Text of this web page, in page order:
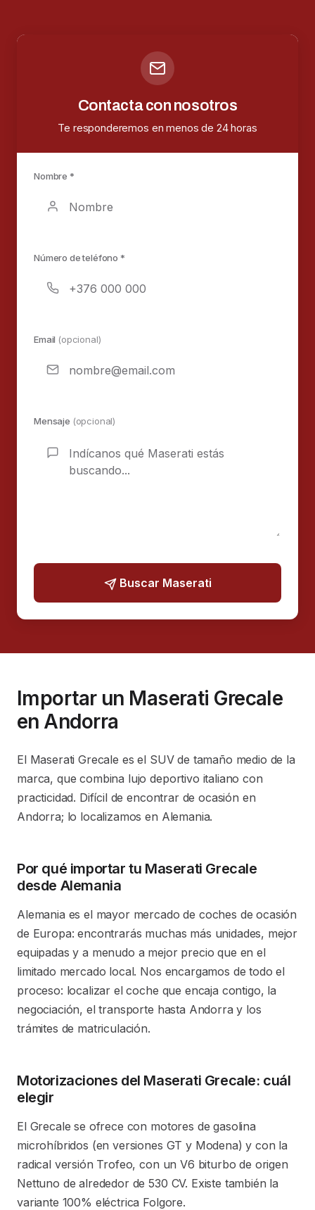
Contacta con nosotros
Te responderemos en menos de 24 horas
Nombre *
Número de teléfono *
Email (opcional)
Mensaje (opcional)
Buscar Maserati
Importar un Maserati Grecale
en Andorra
El Maserati Grecale es el SUV de tamaño medio de la
marca, que combina lujo deportivo italiano con
practicidad. Difícil de encontrar de ocasión en
Andorra; lo localizamos en Alemania.
Por qué importar tu Maserati Grecale
desde Alemania
Alemania es el mayor mercado de coches de ocasión
de Europa: encontrarás muchas más unidades, mejor
equipadas y a menudo a mejor precio que en el
limitado mercado local. Nos encargamos de todo el
proceso: localizar el coche que encaja contigo, la
negociación, el transporte hasta Andorra y los
trámites de matriculación.
Motorizaciones del Maserati Grecale: cuál
elegir
El Grecale se ofrece con motores de gasolina
microhíbridos (en versiones GT y Modena) y con la
radical versión Trofeo, con un V6 biturbo de origen
Nettuno de alrededor de 530 CV. Existe también la
variante 100% eléctrica Folgore.